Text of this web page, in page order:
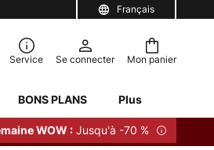
Français
Mon panier
Service Se connecter
BONS PLANS Plus
WOW : Jusqu'à -70 %